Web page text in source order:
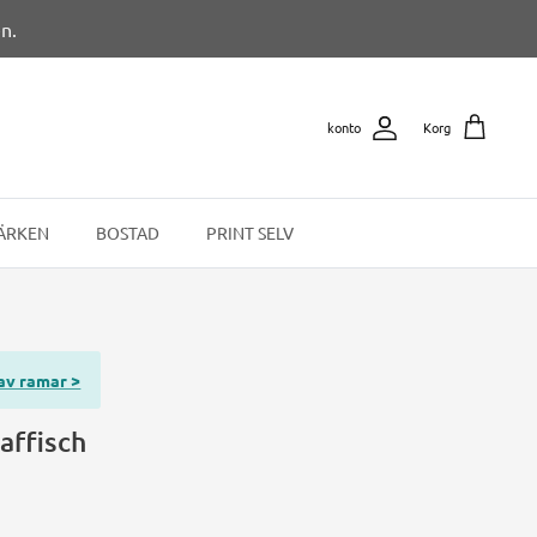
konto Korg
BOSTAD PRINT SELV
ramar >